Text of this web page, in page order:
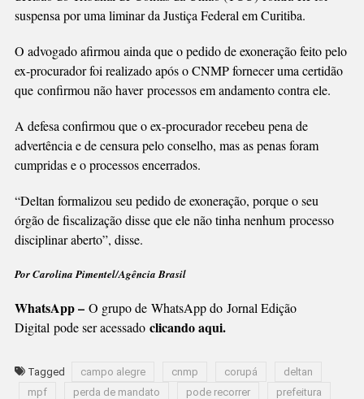
suspensa por uma liminar da Justiça Federal em Curitiba.
O advogado afirmou ainda que o pedido de exoneração feito pelo
ex-procurador foi realizado após o CNMP fornecer uma certidão
que confirmou não haver processos em andamento contra ele.
A defesa confirmou que o ex-procurador recebeu pena de
advertência e de censura pelo conselho, mas as penas foram
cumpridas e o processos encerrados.
“Deltan formalizou seu pedido de exoneração, porque o seu
órgão de fiscalização disse que ele não tinha nenhum processo
disciplinar aberto”, disse.
Por Carolina Pimentel/Agência Brasil
WhatsApp – O grupo de WhatsApp do Jornal Edição
Digital pode ser acessado clicando aqui.
Tagged campo alegre cnmp corupá
deltan
mpf
perda de mandato pode recorrer
prefeitura